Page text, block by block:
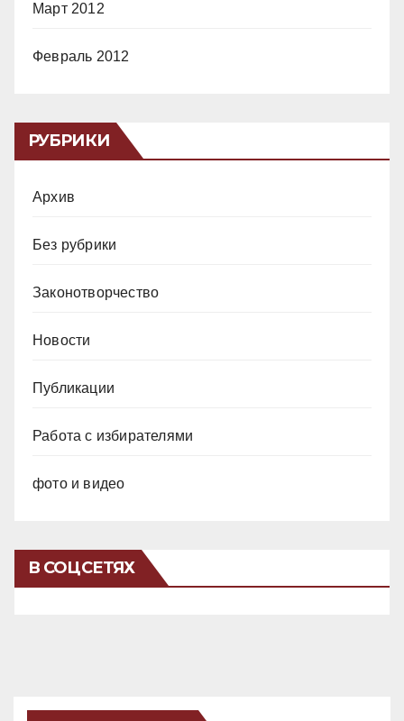
Март 2012
Февраль 2012
РУБРИКИ
Архив
Без рубрики
Законотворчество
Новости
Публикации
Работа с избирателями
фото и видео
В СОЦСЕТЯХ